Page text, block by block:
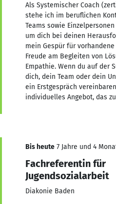
Als Systemischer Coach
stehe ich im beruflichen
Teams sowie
um dich bei deinen
mein Gespür für
Freude am Begleiten von
Empathie. Wenn du auf der
dich, dein Team oder dein
ein Erstgespräch
individuelles Angebot, das
Bis heute 7 Jahre und 4
Fachreferentin für
Jugendsozialarbeit
Diakonie Baden